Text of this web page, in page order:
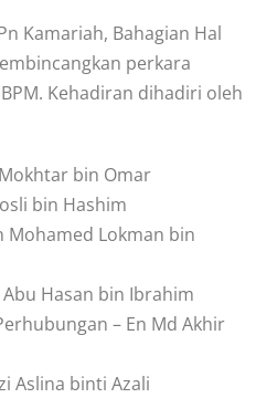
Kamariah, Bahagian Hal
perkara
Kehadiran dihadiri oleh
bin Omar
bin Hashim
Mohamed Lokman bin
Hasan bin Ibrahim
– En Md Akhir
Aslina binti Azali